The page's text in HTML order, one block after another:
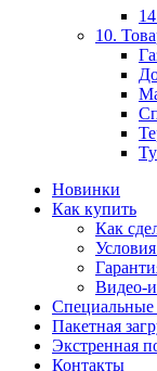
10.
Новинки
Как купить
Как
Видео-
Пакетная
Экстренная
Контакты